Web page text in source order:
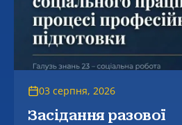
03 серпня, 2026
Засідання разової